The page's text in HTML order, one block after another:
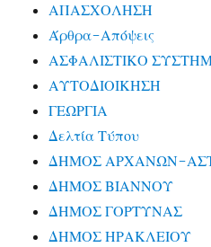
ΑΠΑΣΧΟΛΗΣΗ
Άρθρα-Απόψεις
ΑΣΦΑΛΙΣΤΙΚΟ
ΑΥΤΟΔΙΟΙΚΗΣΗ
ΓΕΩΡΓΙΑ
Δελτία Τύπου
ΔΗΜΟΣ ΑΡΧΑΝΩΝ-
ΔΗΜΟΣ ΒΙΑΝΝΟΥ
ΔΗΜΟΣ ΓΟΡΤΥΝΑΣ
ΔΗΜΟΣ ΗΡΑΚΛΕΙΟΥ